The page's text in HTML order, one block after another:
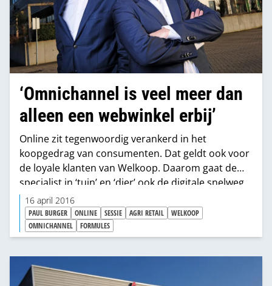
‘Omnichannel is veel meer dan
alleen een webwinkel erbij’
Online zit tegenwoordig verankerd in het
koopgedrag van consumenten. Dat geldt ook voor
de loyale klanten van Welkoop. Daarom gaat de
specialist in ‘tuin’ en ‘dier’ ook de digitale snelweg
op. “Dat doen we vanuit de kracht van onze lokale
organisatie, dus met verstand van onze
kernassorti­menten. Daarom kozen we bewust
voor een omnichannel-strategie. Dat is veel meer
dan alleen een webwinkel”, zegt Paul Burger,
algemeen directeur van Agri Retail.
16 april 2016
PAUL BURGER ONLINE SESSIE AGRI RETAIL
WELKOOP
OMNICHANNEL
FORMULES